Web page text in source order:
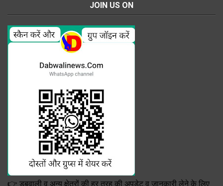
JOIN US ON
👉 डबवाली व अन्य क्षेत्रों की हर तरह की अपडेट व जानकारी लेने के लिए